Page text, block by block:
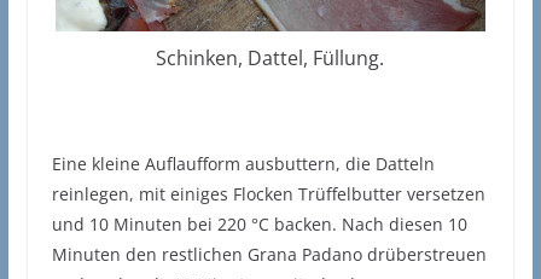
Schinken, Dattel, Füllung.
Eine kleine Auflaufform ausbuttern, die Datteln
reinlegen, mit einiges Flocken Trüffelbutter versetzen
und 10 Minuten bei 220 °C backen. Nach diesen 10
Minuten den restlichen Grana Padano drüberstreuen